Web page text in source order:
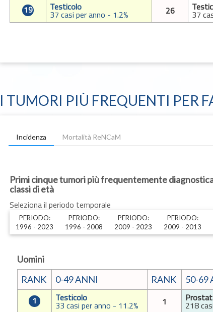
19
Testicolo
37 casi per anno - 1.2% 26 37
I TUMORI PIÙ FREQUENTI PER
Incidenza Mortalità ReNCaM
Primi cinque tumori più frequentemente
classi di età
Seleziona il periodo temporale
PERIODO:
1996 - 2023
PERIODO:
1996 - 2008
PERIODO:
2009 - 2023
PERIODO:
2009 - 2013
Uomini
RANK
0-49 ANNI RANK 50-69
1 Testicolo
33 casi per anno - 11.2% 1 218